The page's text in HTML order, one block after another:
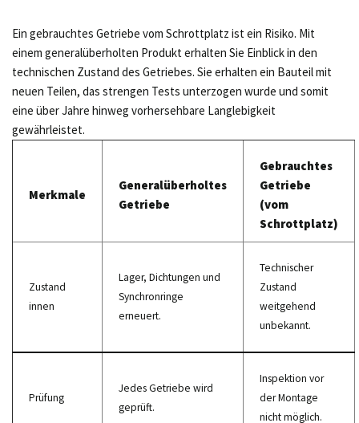
Ein gebrauchtes Getriebe vom Schrottplatz ist ein Risiko. Mit
einem generalüberholten Produkt erhalten Sie Einblick in den
technischen Zustand des Getriebes. Sie erhalten ein Bauteil mit
neuen Teilen, das strengen Tests unterzogen wurde und somit
eine über Jahre hinweg vorhersehbare Langlebigkeit
gewährleistet.
Merkmale
Generalüberholtes
Getriebe
Gebrauchtes
Getriebe
(vom
Schrottplatz)
Zustand
innen
Lager, Dichtungen und
Synchronringe
erneuert.
Technischer
Zustand
weitgehend
unbekannt.
Prüfung
Jedes Getriebe wird
geprüft.
Inspektion vor
der Montage
nicht möglich.